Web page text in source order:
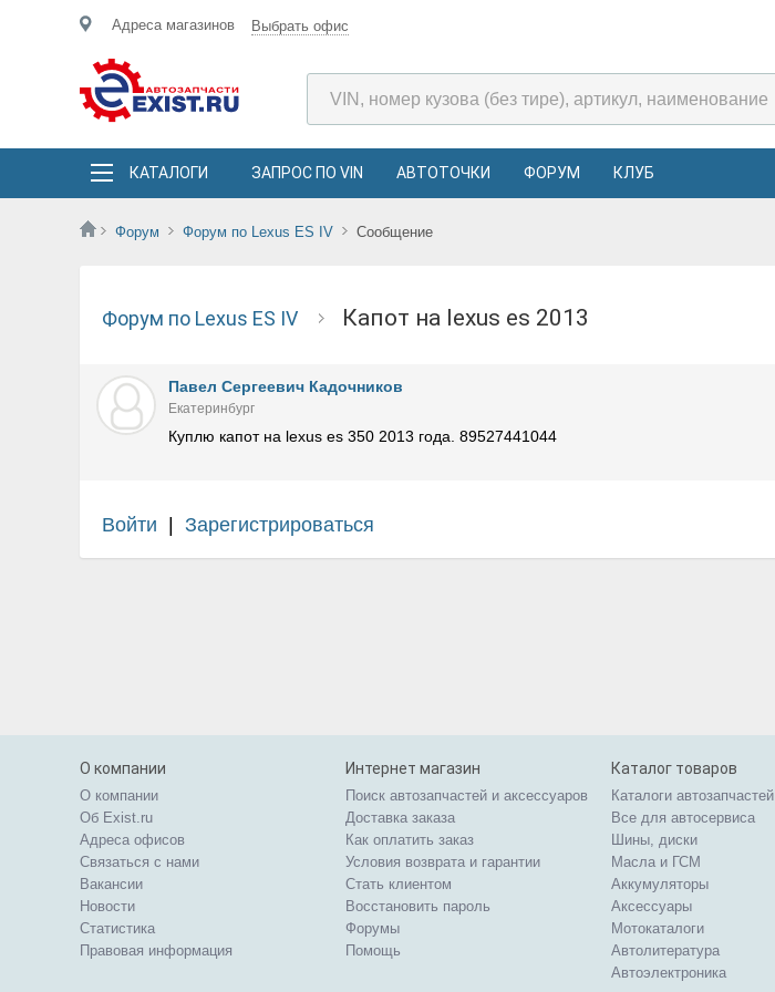
Адреса магазинов Выбрать офис
КАТАЛОГИ ЗАПРОС ПО VIN АВТОТОЧКИ ФОРУМ КЛУБ
Форум Форум по Lexus ES IV Сообщение
Форум по Lexus ES IV капот на lexus es 2013
Павел Сергеевич Кадочников
Екатеринбург
Куплю капот на lexus es 350 2013 года. 89527441044
Войти Зарегистрироваться
О компании
О компании
Об Exist.ru
Адреса офисов
Связаться с нами
Вакансии
Новости
Статистика
Правовая информация
Интернет магазин
Поиск автозапчастей и аксессуаров
Доставка заказа
Как оплатить заказ
Условия возврата и гарантии
Стать клиентом
Восстановить пароль
Форумы
Помощь
Каталог товаров
Каталоги автозапчастей
Все для автосервиса
Шины, диски
Масла и ГСМ
Аккумуляторы
Аксессуары
Мотокаталоги
Автолитература
Автоэлектроника